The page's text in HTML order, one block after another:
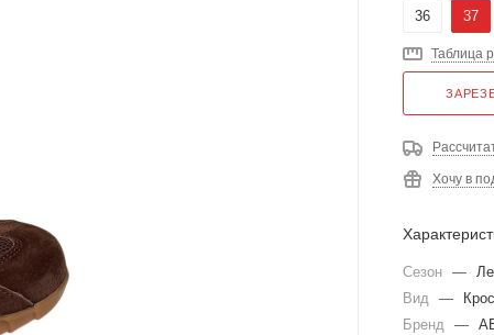
36
37
Таблица
Хочу в
Сезон —
Вид —
Бренд —